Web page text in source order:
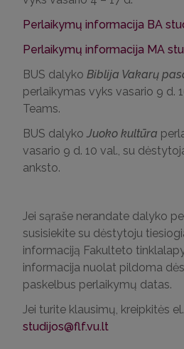
Perlaikymų informacija BA
Perlaikymų informacija MA
BUS dalyko Biblija Vakarų
perlaikymas vyks vasario 9 d.
Teams.
BUS dalyko Juoko kultūra
vasario 9 d. 10 val., su
anksto.
Jei sąraše nerandate dalyko
susisiekite su dėstytoju
informaciją Fakulteto
informacija nuolat pildoma
paskelbus perlaikymų datas.
Jei turite klausimų, kreipkitės
studijos@flf.vu.lt